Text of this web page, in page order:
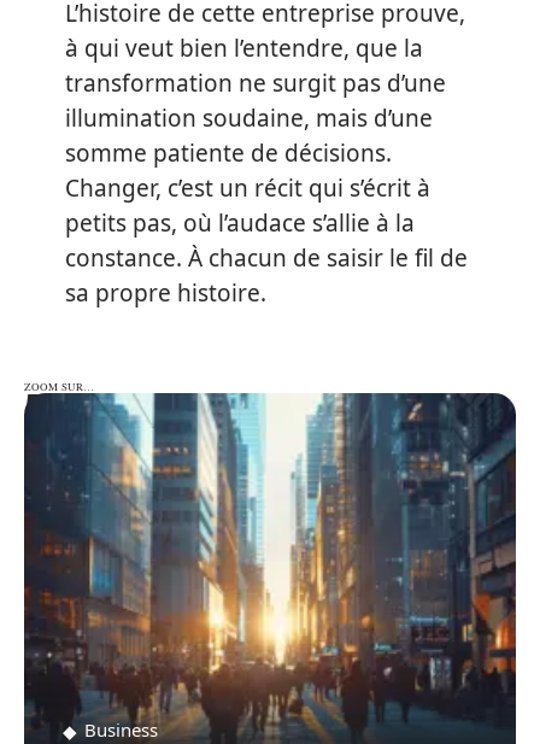
L’histoire de cette entreprise prouve,
à qui veut bien l’entendre, que la
transformation ne surgit pas d’une
illumination soudaine, mais d’une
somme patiente de décisions.
Changer, c’est un récit qui s’écrit à
petits pas, où l’audace s’allie à la
constance. À chacun de saisir le fil de
sa propre histoire.
ZOOM SUR…
ZOOM SUR…
Business